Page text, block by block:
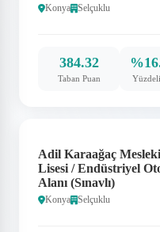
Konya Selçuklu
384.32
Taban Puan
Adil Karaağaç
Lisesi / Endüstriyel
Alanı (Sınavlı)
Konya Selçuklu